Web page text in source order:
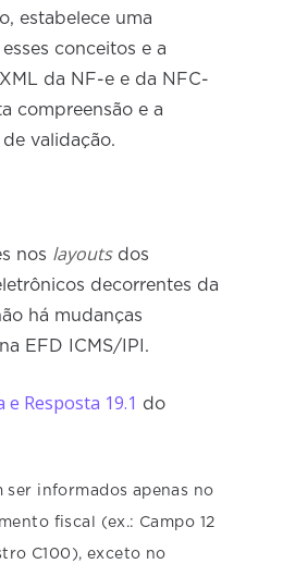
estabelece uma
conceitos e a
da NF-e e da NFC-
compreensão e a
validação.
nos layoutsdos
decorrentes da
há mudanças
EFD ICMS/IPI.
e Resposta 19.1 do
ser informados apenas no
fiscal (ex.: Campo 12
C100), exceto no